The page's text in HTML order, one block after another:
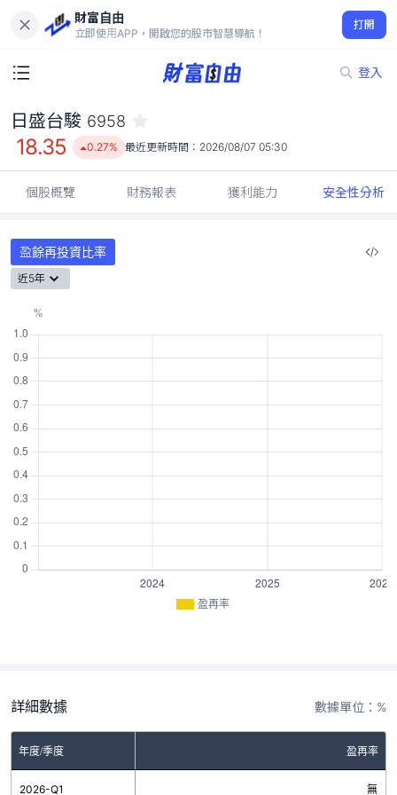
財富自由
立即使用APP，開啟您的股市智慧導航！
打開
登入
18.35
0.27%
日盛台駿 6958
18.35 0.27% 最近更新時間： 2026/08/07 05:30
個股概覽 財務報表 獲利能力 安全性分析
盈餘再投資比率
近5年
盈再率
詳細數據 數據單位：%
年度/季度 盈再率
2026-Q1 無